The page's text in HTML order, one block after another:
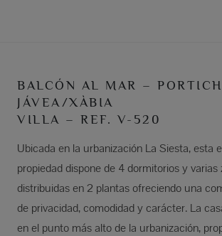
BALCÓN AL MAR –
JÁVEA/XÀBIA
VILLA – REF. V-520
Ubicada en la urbanización La Siesta, esta
propiedad dispone de 4 dormitorios y varias
distribuidas en 2 plantas ofreciendo una
de privacidad, comodidad y carácter. La
en el punto más alto de la urbanización,